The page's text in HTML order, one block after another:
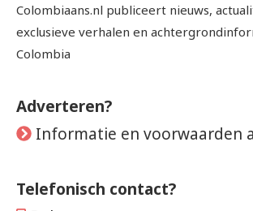
Colombiaans.nl publiceert nieuws,
exclusieve verhalen en
Colombia
Adverteren?
Informatie en voorwaarden
Telefonisch contact?